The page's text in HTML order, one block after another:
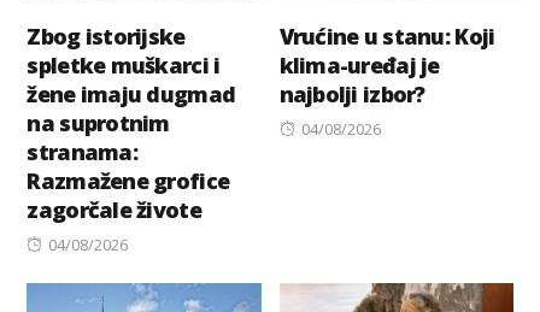
Zbog istorijske
spletke muškarci i
žene imaju dugmad
na suprotnim
stranama:
Razmažene grofice
zagorčale živote
Posted
04/08/2026
Vrućine u stanu: Koji
klima-uređaj je
najbolji izbor?
Posted
04/08/2026